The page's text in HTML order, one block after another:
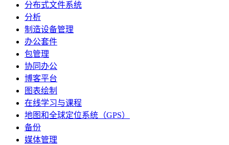
分布式文件系统
分析
制造设备管理
办公套件
包管理
协同办公
博客平台
图表绘制
在线学习与课程
地图和全球定位系统（GPS）
备份
媒体管理